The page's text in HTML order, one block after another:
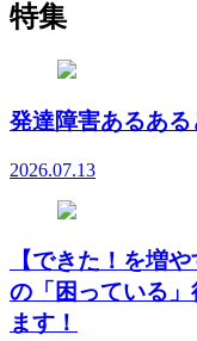
特集
発達障害あるある
2026.07.13
【できた！を増
の「困っている
ます！